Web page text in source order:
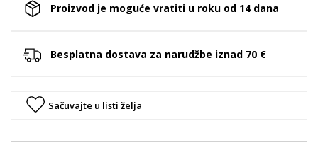
Proizvod je moguće vratiti u roku od 14 dana
Besplatna dostava za narudžbe iznad 70 €
Sačuvajte u listi želja